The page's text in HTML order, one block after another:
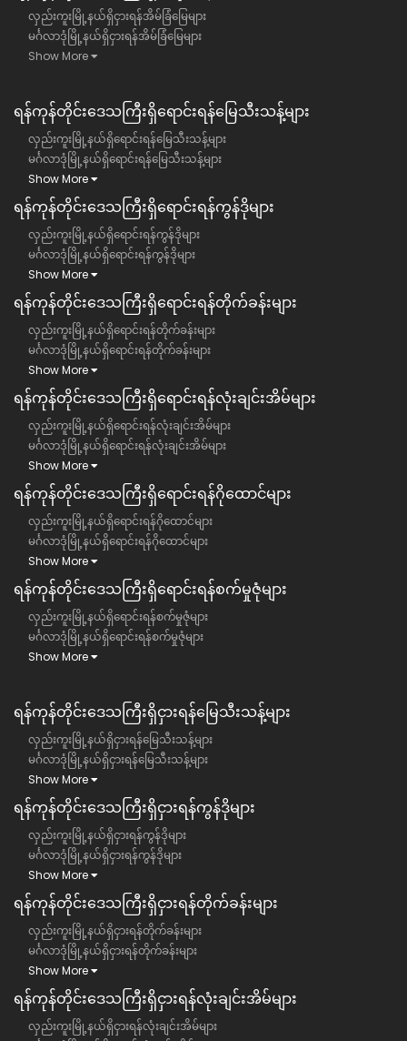
လှည်းကူးမြို့နယ်ရှိငှားရန်အိမ်ခြံမြေများ
မင်္ဂလာဒုံမြို့နယ်ရှိငှားရန်အိမ်ခြံမြေများ
Show More
ရန်ကုန်တိုင်းဒေသကြီး​ရှိရောင်းရန်မြေသီးသန့်များ
လှည်းကူးမြို့နယ်ရှိရောင်းရန်မြေသီးသန့်များ
မင်္ဂလာဒုံမြို့နယ်ရှိရောင်းရန်မြေသီးသန့်များ
Show More
ရန်ကုန်တိုင်းဒေသကြီး​ရှိရောင်းရန်ကွန်ဒိုများ
လှည်းကူးမြို့နယ်ရှိရောင်းရန်ကွန်ဒိုများ
မင်္ဂလာဒုံမြို့နယ်ရှိရောင်းရန်ကွန်ဒိုများ
Show More
ရန်ကုန်တိုင်းဒေသကြီး​ရှိရောင်းရန်တိုက်ခန်းများ
လှည်းကူးမြို့နယ်ရှိရောင်းရန်တိုက်ခန်းများ
မင်္ဂလာဒုံမြို့နယ်ရှိရောင်းရန်တိုက်ခန်းများ
Show More
ရန်ကုန်တိုင်းဒေသကြီး​ရှိရောင်းရန်လုံးချင်းအိမ်များ
လှည်းကူးမြို့နယ်ရှိရောင်းရန်လုံးချင်းအိမ်များ
မင်္ဂလာဒုံမြို့နယ်ရှိရောင်းရန်လုံးချင်းအိမ်များ
Show More
ရန်ကုန်တိုင်းဒေသကြီး​ရှိရောင်းရန်ဂိုထောင်များ
လှည်းကူးမြို့နယ်ရှိရောင်းရန်ဂိုထောင်များ
မင်္ဂလာဒုံမြို့နယ်ရှိရောင်းရန်ဂိုထောင်များ
Show More
ရန်ကုန်တိုင်းဒေသကြီး​ရှိရောင်းရန်စက်မှုဇုံများ
လှည်းကူးမြို့နယ်ရှိရောင်းရန်စက်မှုဇုံများ
မင်္ဂလာဒုံမြို့နယ်ရှိရောင်းရန်စက်မှုဇုံများ
Show More
ရန်ကုန်တိုင်းဒေသကြီး​​ရှိငှားရန်မြေသီးသန့်များ
လှည်းကူးမြို့နယ်ရှိငှားရန်မြေသီးသန့်များ
မင်္ဂလာဒုံမြို့နယ်ရှိငှားရန်မြေသီးသန့်များ
Show More
ရန်ကုန်တိုင်းဒေသကြီး​​ရှိငှားရန်ကွန်ဒိုများ
လှည်းကူးမြို့နယ်ရှိငှားရန်ကွန်ဒိုများ
မင်္ဂလာဒုံမြို့နယ်ရှိငှားရန်ကွန်ဒိုများ
Show More
ရန်ကုန်တိုင်းဒေသကြီး​​ရှိငှားရန်တိုက်ခန်းများ
လှည်းကူးမြို့နယ်ရှိငှားရန်တိုက်ခန်းများ
မင်္ဂလာဒုံမြို့နယ်ရှိငှားရန်တိုက်ခန်းများ
Show More
ရန်ကုန်တိုင်းဒေသကြီး​​ရှိငှားရန်လုံးချင်းအိမ်များ
လှည်းကူးမြို့နယ်ရှိငှားရန်လုံးချင်းအိမ်များ